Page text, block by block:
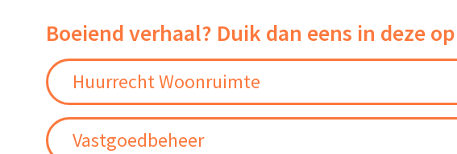
Boeiend verhaal? Duik dan eens in deze
Huurrecht Woonruimte
Vastgoedbeheer